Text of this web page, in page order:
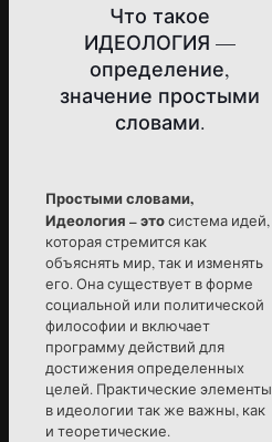
Что такое
ИДЕОЛОГИЯ —
определение,
значение простыми
словами.
Простыми словами,
Идеология – этосистема идей,
которая стремится как
объяснять мир, так и изменять
его. Она существует в форме
социальной или политической
философии и включает
программу действий для
достижения определенных
целей. Практические элементы
в идеологии так же важны, как
и теоретические.